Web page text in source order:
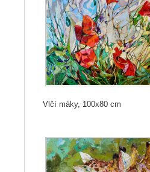
Vlčí máky, 100x80 cm